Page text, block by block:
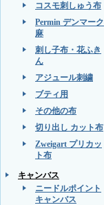
コスモ刺しゅう布
Permin デンマーク
麻
刺し子布・花ふき
ん
アジュール刺繍
ブティ用
その他の布
切り出し カット布
Zweigart プリカッ
ト布
キャンバス
ニードルポイント
キャンバス